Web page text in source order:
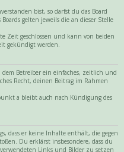
bist, so darfst du das Board
gelten jeweils die an dieser Stelle
Zeit geschlossen und kann von beiden
gekündigt werden.
Betreiber ein einfaches, zeitlich und
Recht, deinen Beitrag im Rahmen
a bleibt auch nach Kündigung des
dass er keine Inhalte enthält, die gegen
Du erklärst insbesondere, dass du
Links und Bilder zu setzen